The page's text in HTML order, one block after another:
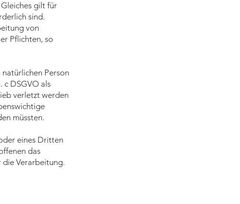
gilt für
sind.
von
Pflichten, so
Person
c DSGVO als
verletzt werden
müssten.
eines Dritten
das
die Verarbeitung.